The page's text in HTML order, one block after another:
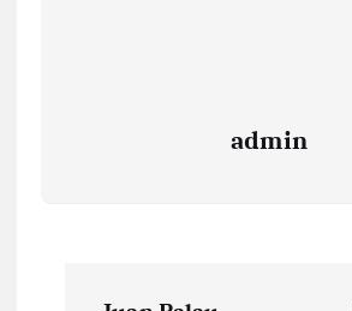
admin